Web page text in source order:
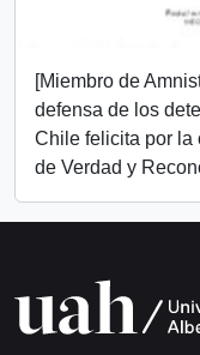
[Miembro de
defensa de los
Chile felicita por la
de Verdad y